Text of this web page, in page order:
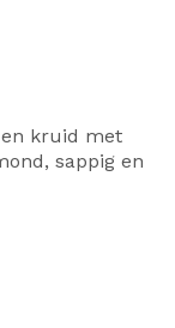
en kruid met
sappig en